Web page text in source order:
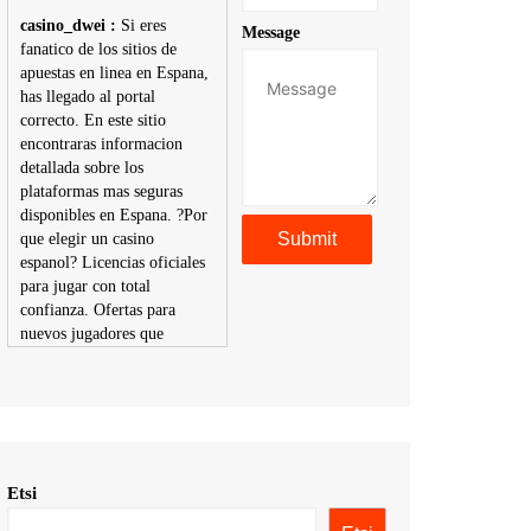
casino_dwei : Si eres
fanatico de los sitios de
apuestas en linea en Espana,
has llegado al portal
correcto. En este sitio
encontraras informacion
detallada sobre los
plataformas mas seguras
disponibles en Espana. ?Por
que elegir un casino
espanol? Licencias oficiales
para jugar con total
confianza. Ofertas para
nuevos jugadores que
metodos de pago,
Message
Etsi